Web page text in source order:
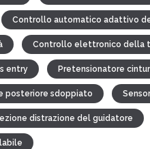
Controllo automatico adattivo
Controllo elettronico della
entry Pretensionatore
posteriore sdoppiato
distrazione del guidatore